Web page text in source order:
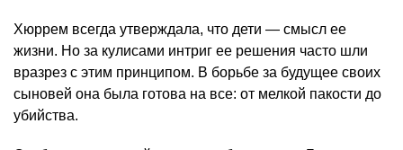
Хюррем всегда утверждала, что дети — смысл ее
жизни. Но за кулисами интриг ее решения часто шли
вразрез с этим принципом. В борьбе за будущее своих
сыновей она была готова на все: от мелкой пакости до
убийства.